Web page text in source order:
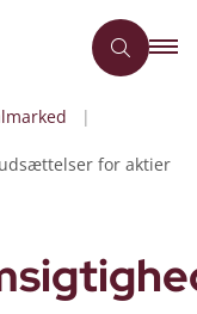
for aktier